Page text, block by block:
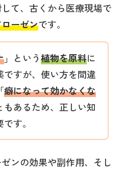
て、古くから医療現場で
ーゼンです。
」という植物を原料に
ですが、使い方を間違
癖になって効かなくな
もあるため、正しい知
す。
ンの効果や副作用、そし